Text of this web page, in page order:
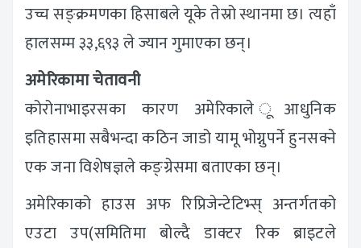
उच्च सङ्क्रमणका हिसाबले यूके तेस्रो स्थानमा छ। त्यहाँ
हालसम्म ३३,६९३ ले ज्यान गुमाएका छन्।
अमेरिकामा चेतावनी
कोरोनाभाइरसका कारण अमेरिकाले ूआधुनिक
इतिहासमा सबैभन्दा कठिन जाडो यामू भोग्नुपर्ने हुनसक्ने
एक जना विशेषज्ञले कङ्ग्रेसमा बताएका छन्।
अमेरिकाको हाउस अफ रिप्रिजेन्टेटिभ्स् अन्तर्गतको
एउटा उप(समितिमा बोल्दै ‌डाक्टर रिक ब्राइटले